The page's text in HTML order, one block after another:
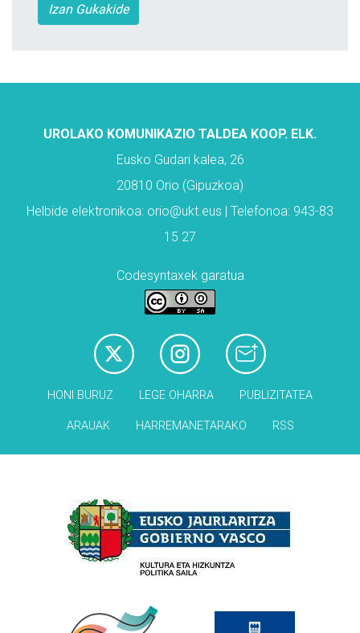
Izan Gukakide
UROLAKO KOMUNIKAZIO TALDEA KOOP. ELK.
Eusko Gudari kalea, 26
20810 Orio (Gipuzkoa)
Helbide elektronikoa: orio@ukt.eus | Telefonoa: 943-83
15 27
Codesyntaxek garatua
HONI BURUZ LEGE OHARRA PUBLIZITATEA
ARAUAK HARREMANETARAKO RSS